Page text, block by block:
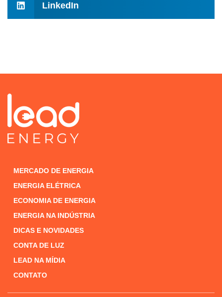
LinkedIn
MERCADO DE ENERGIA
ENERGIA ELÉTRICA
ECONOMIA DE ENERGIA
ENERGIA NA INDÚSTRIA
DICAS E NOVIDADES
CONTA DE LUZ
LEAD NA MÍDIA
CONTATO